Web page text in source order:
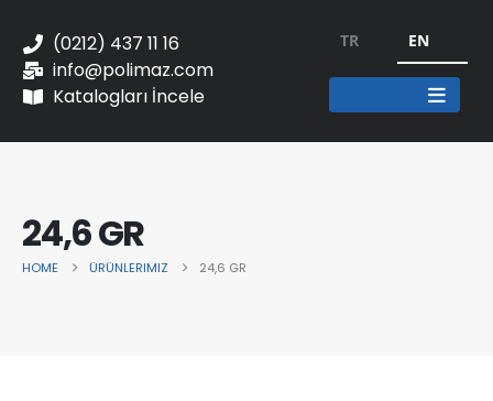
(0212) 437 11 16
info@polimaz.com
Katalogları İncele
TR EN
24,6 GR
HOME ÜRÜNLERIMIZ 24,6 GR